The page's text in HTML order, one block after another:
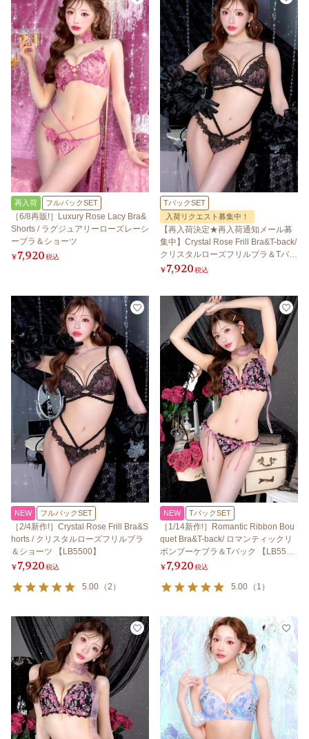
再入荷 フルバックSET
［6/8再販!］Luxury Rose Lacy Bra&
Shorts / ラグジュアリーローズレーシ
ーブラ＆ショーツ
¥7,920税込
TバックSET
入荷リクエスト募集中！
【再入荷決定★再入荷通知メール募
集中】Crystal Rose Frill Bra&T-back/
クリスタルローズフリルブラ＆Tバッ
ク 【LB5500】
¥7,920税込
NEW フルバックSET
［2/4新作!］Crystal Rose Frill Bra&S
horts / クリスタルローズフリルブラ
＆ショーツ 【LB5500】
¥7,920税込
5.00 （2 ）
NEW TバックSET
［1/14新作!］Romantic Ribbon Bou
quet Bra&T-back/ ロマンティックリ
ボンブーケブラ＆Tバック 【LB550
0】
¥7,920税込
5.00 （ 1 ）